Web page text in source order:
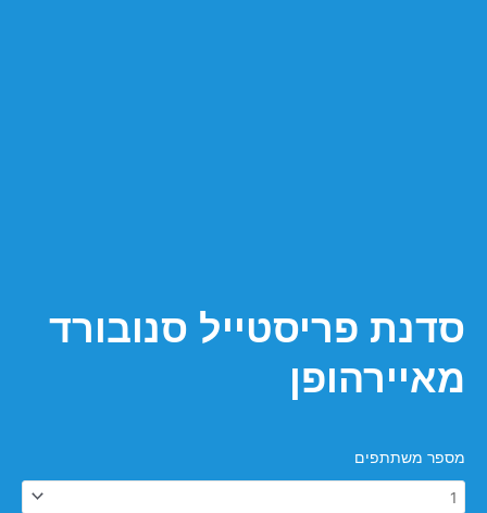
סדנת פריסטייל סנובורד
מאיירהופן
מספר משתתפים
כמות
של
סדנת